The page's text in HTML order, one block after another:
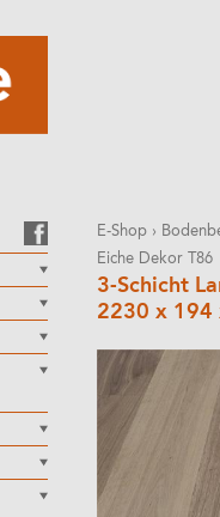
E-Shop ›
Eiche Dekor T86
3-Schicht
2230 x 194